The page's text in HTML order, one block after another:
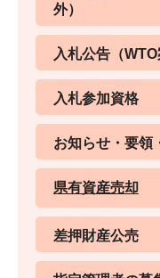
外）
入札公告（
入札参加資格
お知らせ・要領
県有資産売却
差押財産公売